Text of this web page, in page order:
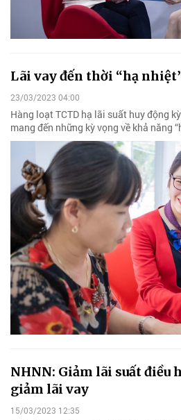
Lãi vay đến thời “hạ
23/03/2023 04:00
Hàng loạt TCTD hạ lãi suất huy động
mang đến những kỳ vọng về khả năng
NHNN: Giảm lãi suất điều
giảm lãi vay
15/03/2023 12:35